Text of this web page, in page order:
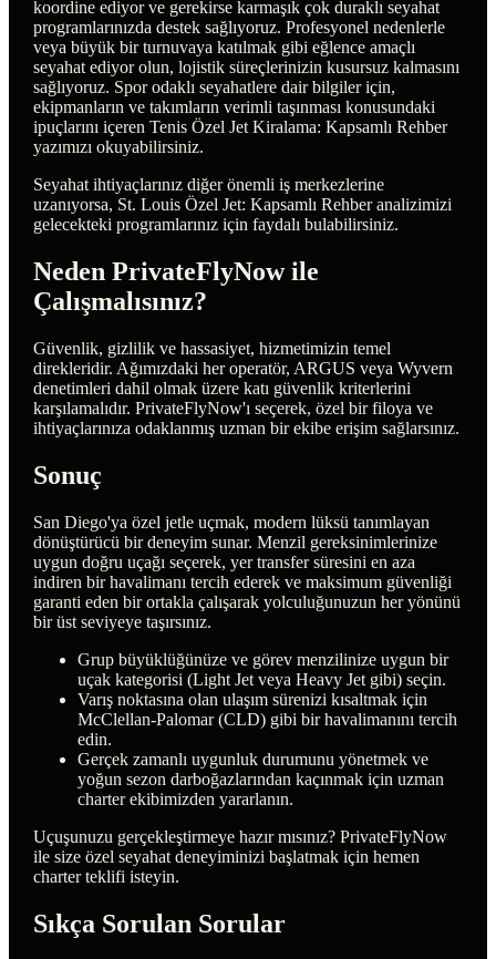
koordine ediyor ve gerekirse karmaşık çok duraklı seyahat
programlarınızda destek sağlıyoruz. Profesyonel nedenlerle
veya büyük bir turnuvaya katılmak gibi eğlence amaçlı
seyahat ediyor olun, lojistik süreçlerinizin kusursuz kalmasını
sağlıyoruz. Spor odaklı seyahatlere dair bilgiler için,
ekipmanların ve takımların verimli taşınması konusundaki
ipuçlarını içeren Tenis Özel Jet Kiralama: Kapsamlı Rehber
yazımızı okuyabilirsiniz.
Seyahat ihtiyaçlarınız diğer önemli iş merkezlerine
uzanıyorsa, St. Louis Özel Jet: Kapsamlı Rehber analizimizi
gelecekteki programlarınız için faydalı bulabilirsiniz.
Neden PrivateFlyNow ile
Çalışmalısınız?
Güvenlik, gizlilik ve hassasiyet, hizmetimizin temel
direkleridir. Ağımızdaki her operatör, ARGUS veya Wyvern
denetimleri dahil olmak üzere katı güvenlik kriterlerini
karşılamalıdır. PrivateFlyNow'ı seçerek, özel bir filoya ve
ihtiyaçlarınıza odaklanmış uzman bir ekibe erişim sağlarsınız.
Sonuç
San Diego'ya özel jetle uçmak, modern lüksü tanımlayan
dönüştürücü bir deneyim sunar. Menzil gereksinimlerinize
uygun doğru uçağı seçerek, yer transfer süresini en aza
indiren bir havalimanı tercih ederek ve maksimum güvenliği
garanti eden bir ortakla çalışarak yolculuğunuzun her yönünü
bir üst seviyeye taşırsınız.
Grup büyüklüğünüze ve görev menzilinize uygun bir
uçak kategorisi (Light Jet veya Heavy Jet gibi) seçin.
Varış noktasına olan ulaşım sürenizi kısaltmak için
McClellan-Palomar (CLD) gibi bir havalimanını tercih
edin.
Gerçek zamanlı uygunluk durumunu yönetmek ve
yoğun sezon darboğazlarından kaçınmak için uzman
charter ekibimizden yararlanın.
Uçuşunuzu gerçekleştirmeye hazır mısınız? PrivateFlyNow
ile size özel seyahat deneyiminizi başlatmak için hemen
charter teklifi isteyin.
Sıkça Sorulan Sorular